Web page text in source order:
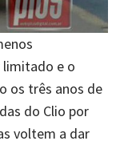
limitado e o
os três anos de
do Clio por
voltem a dar